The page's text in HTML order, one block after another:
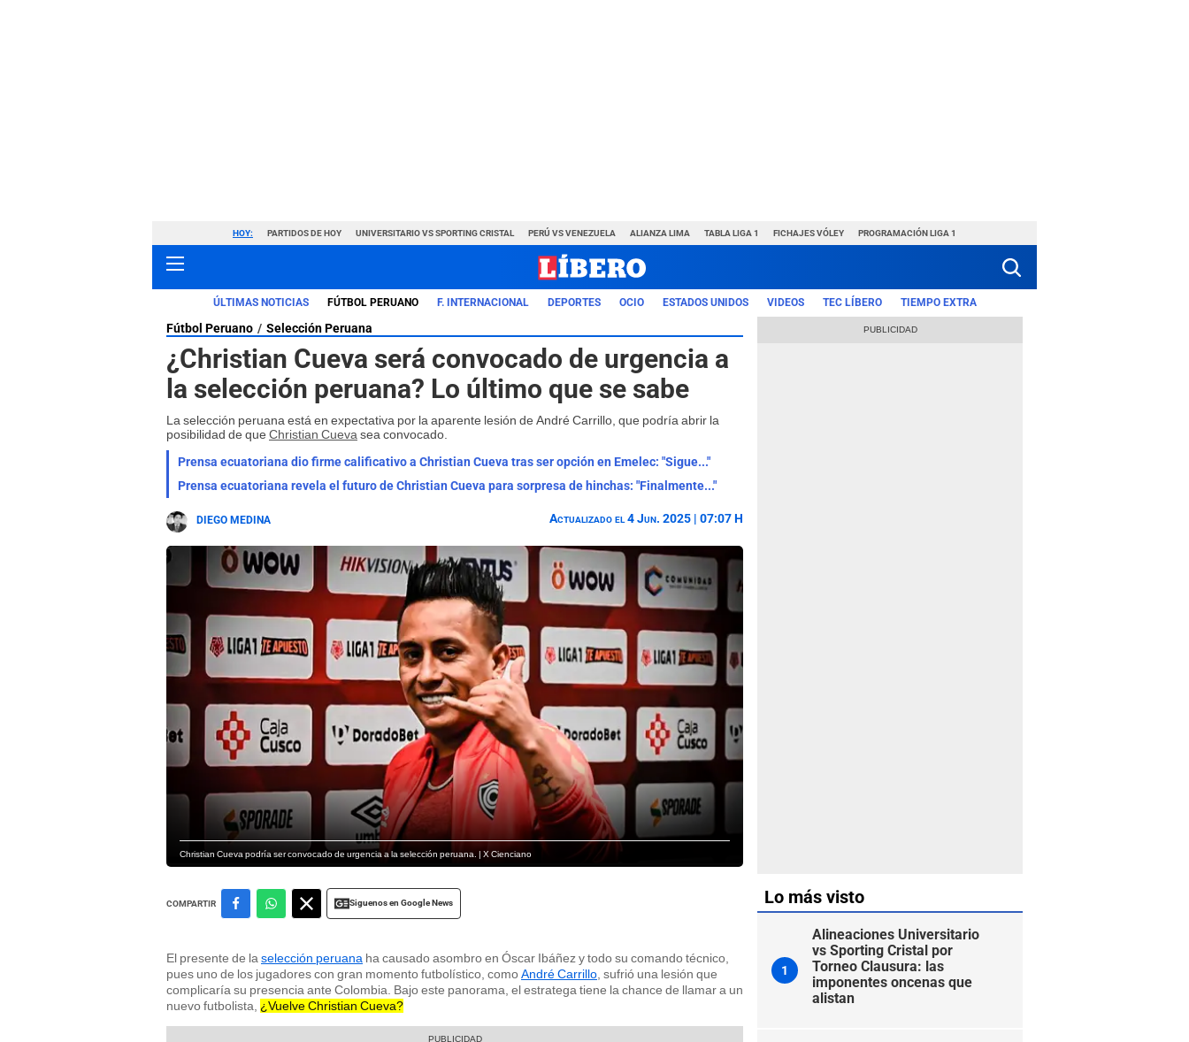
HOY: PARTIDOS DE HOY UNIVERSITARIO VS SPORTING CRISTAL PERÚ VS VENEZUELA ALIANZA LIMA TABLA LIGA 1 FICHAJES VÓLEY PROGRAMACIÓN LIGA 1
ÚLTIMAS NOTICIAS FÚTBOL PERUANO F. INTERNACIONAL DEPORTES OCIO ESTADOS UNIDOS VIDEOS TEC LÍBERO TIEMPO EXTRA
Fútbol Peruano Selección Peruana
¿Christian Cueva será convocado de urgencia a
la selección peruana? Lo último que se sabe
La selección peruana está en expectativa por la aparente lesión de André Carrillo, que podría abrir la
posibilidad de que Christian Cueva sea convocado.
Prensa ecuatoriana dio firme calificativo a Christian Cueva tras ser opción en Emelec: "Sigue..."
Prensa ecuatoriana revela el futuro de Christian Cueva para sorpresa de hinchas: "Finalmente..."
DIEGO MEDINA Actualizado el 4 Jun. 2025 | 07:07 H
Christian Cueva podría ser convocado de urgencia a la selección peruana. | X Cienciano
COMPARTIR Siguenos en Google News
El presente de la selección peruana ha causado asombro en Óscar Ibáñez y todo su comando técnico,
pues uno de los jugadores con gran momento futbolístico, comoAndré Carrillo , sufrió una lesión que
complicaría su presencia ante Colombia. Bajo este panorama, el estratega tiene la chance de llamar a un
nuevo futbolista, ¿Vuelve Christian Cueva?
Lo más visto
1
Alineaciones Universitario
vs Sporting Cristal por
Torneo Clausura: las
imponentes oncenas que
alistan